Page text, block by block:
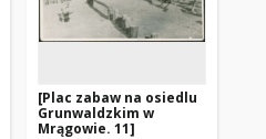
[Plac zabaw na osiedlu
Grunwaldzkim w
Mrągowie. 11]